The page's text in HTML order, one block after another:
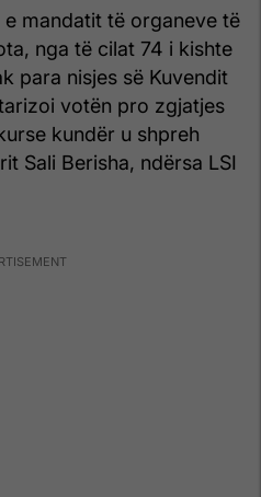
mandatit të organeve të
nga të cilat 74 i kishte
para nisjes së Kuvendit
votën pro zgjatjes
kundër u shpreh
Sali Berisha, ndërsa LSI